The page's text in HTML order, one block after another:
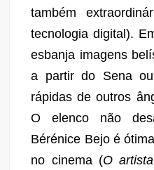
também
tecnologia digital).
esbanja imagens
a partir do Sena
rápidas de outros
O elenco não
Bérénice Bejo é
no cinema (O artista